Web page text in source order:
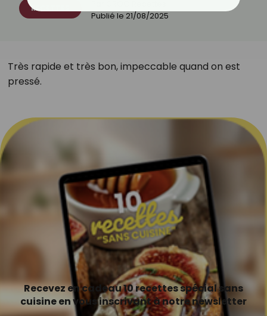
RECETTES
Publié le 21/08/2025
Très rapide et très bon, impeccable quand on est
pressé.
Recevez en cadeau 10 recettes spécial sans
cuisine en vous inscrivant à notre newsletter